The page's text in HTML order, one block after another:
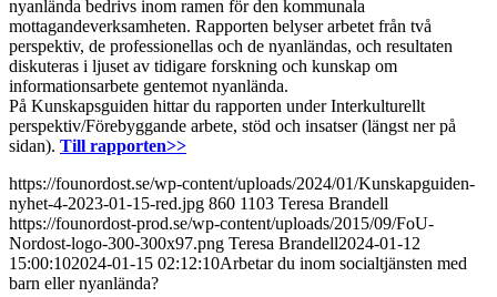
nyanlända bedrivs inom ramen för den kommunala
mottagandeverksamheten. Rapporten belyser arbetet från två
perspektiv, de professionellas och de nyanländas, och resultaten
diskuteras i ljuset av tidigare forskning och kunskap om
informationsarbete gentemot nyanlända.
På Kunskapsguiden hittar du rapporten under Interkulturellt
perspektiv/Förebyggande arbete, stöd och insatser (längst ner på
sidan). Till rapporten>>
https://founordost.se/wp-content/uploads/2024/01/Kunskapguiden-
nyhet-4-2023-01-15-red.jpg 860 1103 Teresa Brandell
https://founordost-prod.se/wp-content/uploads/2015/09/FoU-
Nordost-logo-300-300x97.png Teresa Brandell2024-01-12
15:00:102024-01-15 02:12:10Arbetar du inom socialtjänsten med
barn eller nyanlända?